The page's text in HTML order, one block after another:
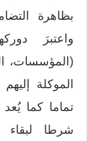
بظاهرة
واعتبرَ
(المؤسسات،
الموكلة
تماما كما